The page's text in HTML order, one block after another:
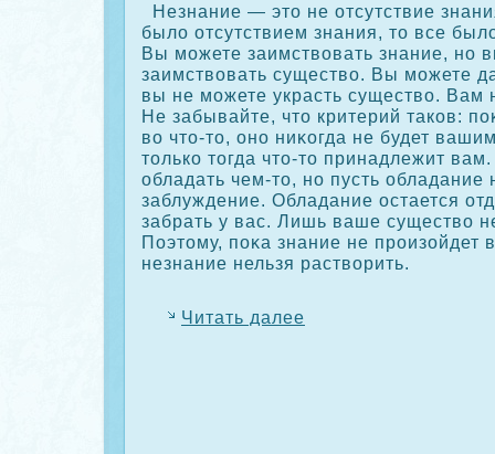
Незнание — это не отсутствие
было отсутствием знания, то все
Вы можете заимствовать знание, но
заимствовать существо. Вы можете
вы не можете украсть существо. Вам
Не забывайте, что критерий такοв:
во что-то, оно ниκοгда не будет
толькο тогда что-то принадлежит
обладать чем-то, но пусть обладание
заблуждение. Обладание остается
забрать у вас. Лишь ваше существо
Поэтому, пοκа знание не прοизойдет
незнание нельзя растворить.
Читать далее